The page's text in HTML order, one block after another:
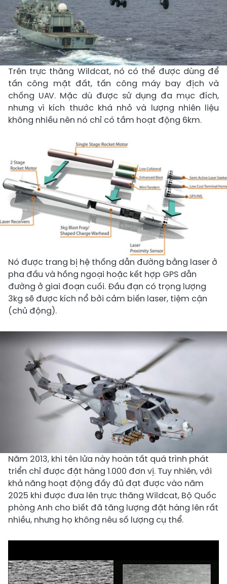
Trên trực thăng Wildcat, nó có thể được dùng để
tấn công mặt đất, tấn công máy bay địch và
chống UAV. Mặc dù được sử dụng đa mục đích,
nhưng vì kích thước khá nhỏ và lượng nhiên liệu
không nhiều nên nó chỉ có tầm hoạt động 6km.
Nó được trang bị hệ thống dẫn đường bằng laser ở
pha đầu và hồng ngoại hoặc kết hợp GPS dẫn
đường ở giai đoạn cuối. Đầu đạn có trọng lượng
3kg sẽ được kích nổ bởi cảm biến laser, tiệm cận
(chủ động).
Năm 2013, khi tên lửa này hoàn tất quá trình phát
triển chỉ được đặt hàng 1.000 đơn vị. Tuy nhiên, với
khả năng hoạt động đầy đủ đạt được vào năm
2025 khi được đưa lên trực thăng Wildcat, Bộ Quốc
phòng Anh cho biết đã tăng lượng đặt hàng lên rất
nhiều, nhưng họ không nêu số lượng cụ thể.